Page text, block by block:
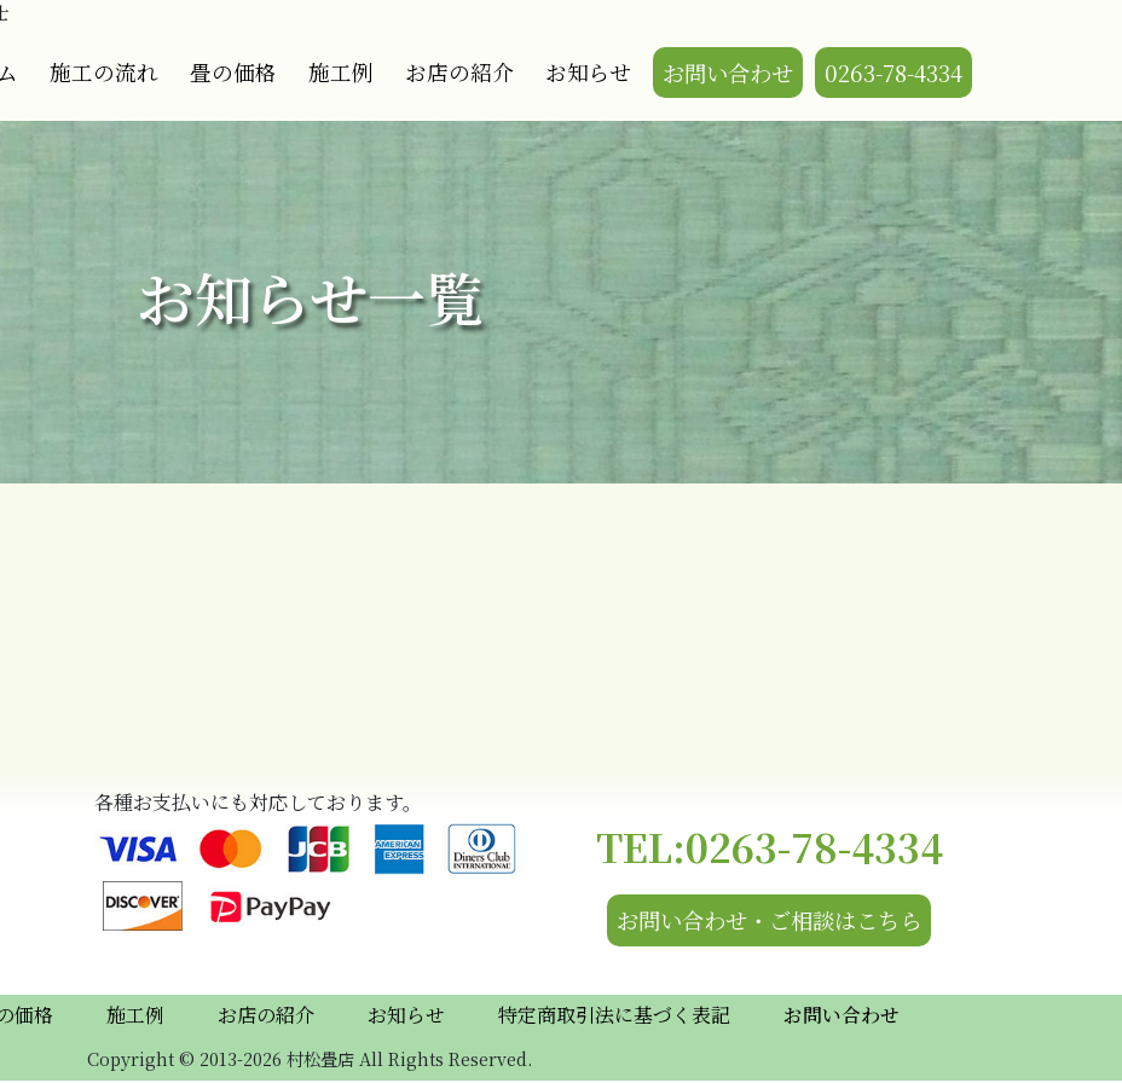
施工の流れ 畳の価格 施工例 お店の紹介 お知らせ お問い合わせ 0263-78-4334
お知らせ一覧
各種お支払いにも対応しております。
TEL:0263-78-4334
お問い合わせ・ご相談はこちら
価格 施工例 お店の紹介 お知らせ 特定商取引法に基づく表記 お問い合わせ
Copyright © 2013-2026 村松畳店 All Rights Reserved.